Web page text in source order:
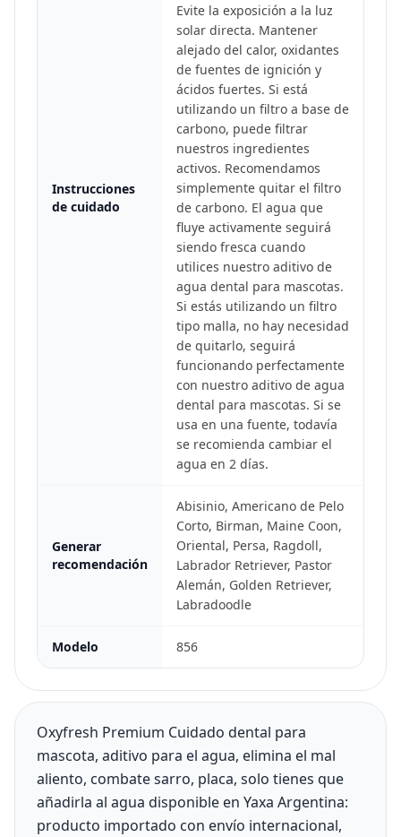
Instrucciones
de cuidado
Evite la exposición a la luz
solar directa. Mantener
alejado del calor, oxidantes
de fuentes de ignición y
ácidos fuertes. Si está
utilizando un filtro a base de
carbono, puede filtrar
nuestros ingredientes
activos. Recomendamos
simplemente quitar el filtro
de carbono. El agua que
fluye activamente seguirá
siendo fresca cuando
utilices nuestro aditivo de
agua dental para mascotas.
Si estás utilizando un filtro
tipo malla, no hay necesidad
de quitarlo, seguirá
funcionando perfectamente
con nuestro aditivo de agua
dental para mascotas. Si se
usa en una fuente, todavía
se recomienda cambiar el
agua en 2 días.
Generar
recomendación
Abisinio, Americano de Pelo
Corto, Birman, Maine Coon,
Oriental, Persa, Ragdoll,
Labrador Retriever, Pastor
Alemán, Golden Retriever,
Labradoodle
Modelo 856
Oxyfresh Premium Cuidado dental para
mascota, aditivo para el agua, elimina el mal
aliento, combate sarro, placa, solo tienes que
añadirla al agua disponible en Yaxa Argentina:
producto importado con envío internacional,